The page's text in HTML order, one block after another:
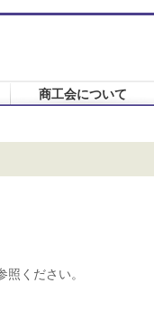
商工会について
ください。